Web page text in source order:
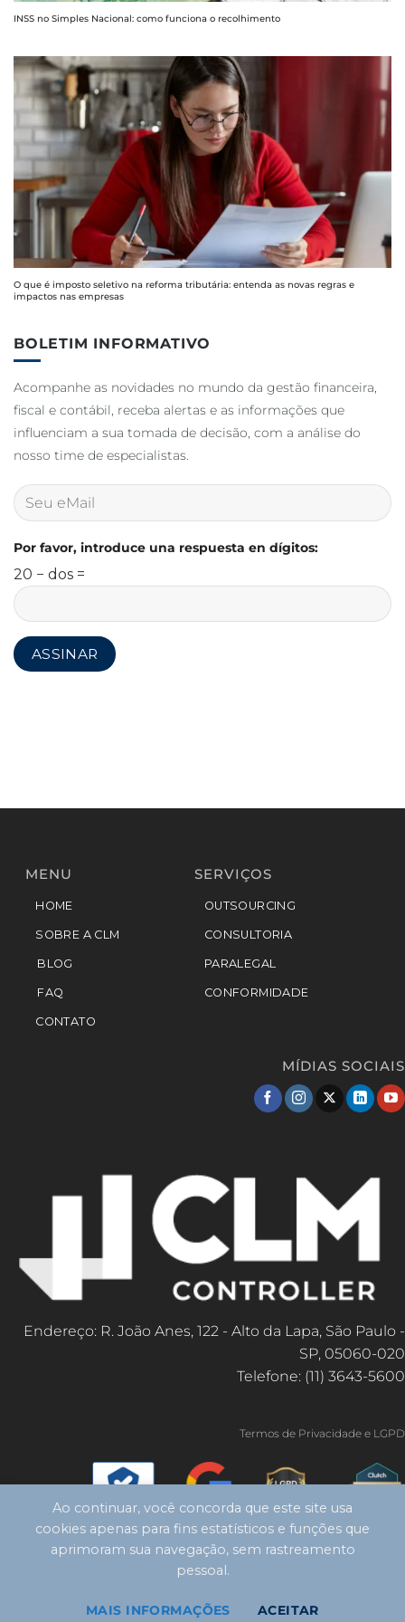
INSS no Simples Nacional: como funciona o recolhimento
O que é imposto seletivo na reforma tributária: entenda as novas regras e
impactos nas empresas
BOLETIM INFORMATIVO
Acompanhe as novidades no mundo da gestão financeira,
fiscal e contábil, receba alertas e as informações que
influenciam a sua tomada de decisão, com a análise do
nosso time de especialistas.
Por favor, introduce una respuesta en dígitos:
20 − dos =
MENU
HOME
SOBRE A CLM
BLOG
FAQ
CONTATO
SERVIÇOS
OUTSOURCING
CONSULTORIA
PARALEGAL
CONFORMIDADE
MÍDIAS SOCIAIS
Endereço: R. João Anes, 122 - Alto da Lapa, São Paulo -
SP, 05060-020
Telefone: (11) 3643-5600
Termos de Privacidade e LGPD
Copyright 2026 ©CLM Controller
Ao continuar, você concorda que este site usa
cookies apenas para fins estatísticos e funções que
aprimoram sua navegação, sem rastreamento
pessoal.
MAIS INFORMAÇÕES ACEITAR